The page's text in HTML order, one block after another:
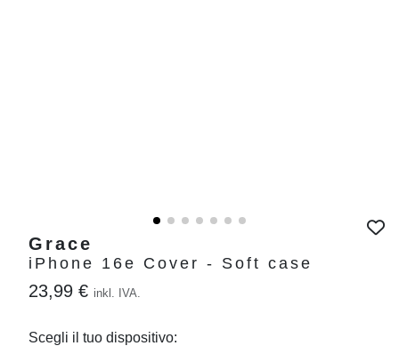
Grace
iPhone 16e Cover - Soft case
23,99 € inkl. IVA.
Scegli il tuo dispositivo: